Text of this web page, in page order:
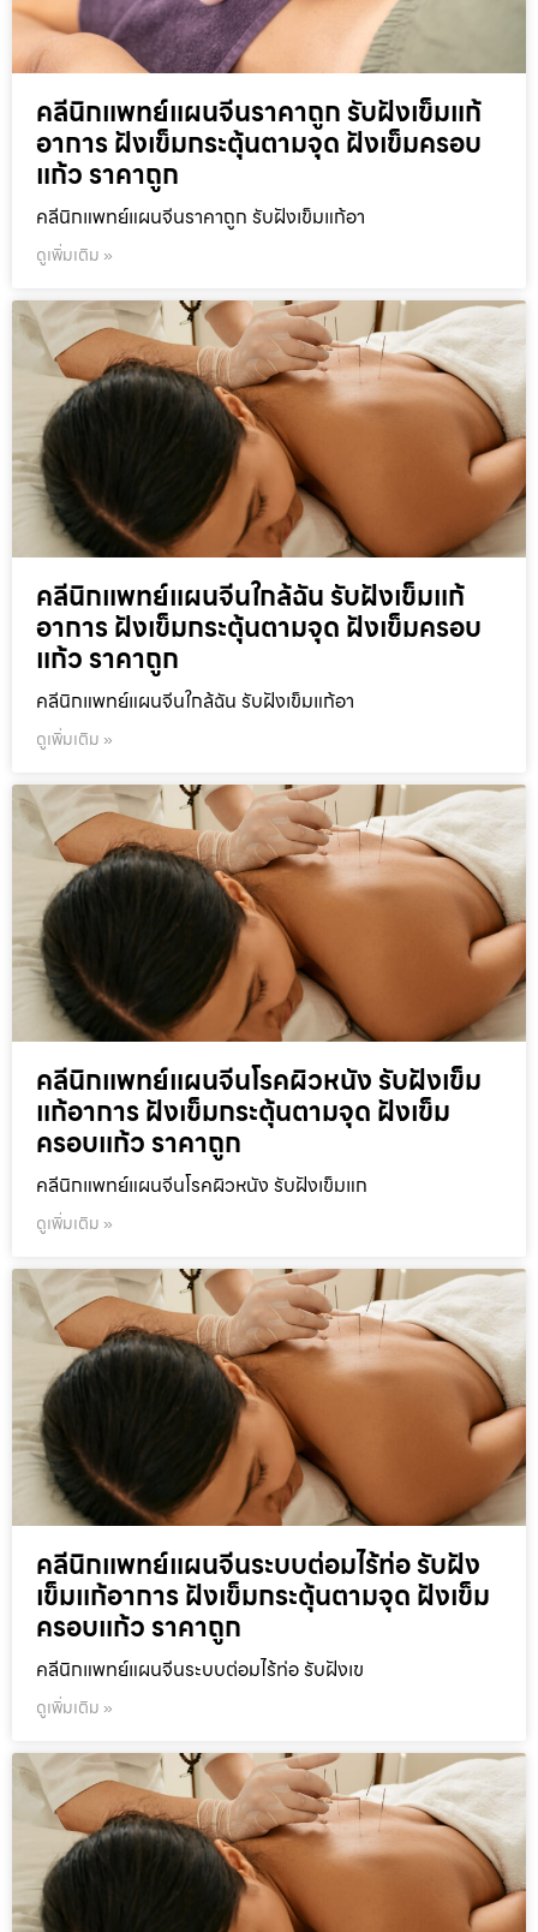
คลีนิกแพทย์แผนจีนราคาถูก รับฝังเข็มแก้
อาการ ฝังเข็มกระตุ้นตามจุด ฝังเข็มครอบ
แก้ว ราคาถูก
คลีนิกแพทย์แผนจีนราคาถูก รับฝังเข็มแก้อา
ดูเพิ่มเติม »
คลีนิกแพทย์แผนจีนใกล้ฉัน รับฝังเข็มแก้
อาการ ฝังเข็มกระตุ้นตามจุด ฝังเข็มครอบ
แก้ว ราคาถูก
คลีนิกแพทย์แผนจีนใกล้ฉัน รับฝังเข็มแก้อา
ดูเพิ่มเติม »
คลีนิกแพทย์แผนจีนโรคผิวหนัง รับฝังเข็ม
แก้อาการ ฝังเข็มกระตุ้นตามจุด ฝังเข็ม
ครอบแก้ว ราคาถูก
คลีนิกแพทย์แผนจีนโรคผิวหนัง รับฝังเข็มแก
ดูเพิ่มเติม »
คลีนิกแพทย์แผนจีนระบบต่อมไร้ท่อ รับฝัง
เข็มแก้อาการ ฝังเข็มกระตุ้นตามจุด ฝังเข็ม
ครอบแก้ว ราคาถูก
คลีนิกแพทย์แผนจีนระบบต่อมไร้ท่อ รับฝังเข
ดูเพิ่มเติม »